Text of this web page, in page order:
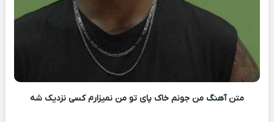
متن آهنگ من جونم خاک پای تو من نمیزارم کسی نزدیک شه